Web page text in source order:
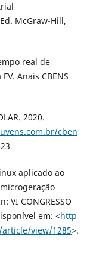
McGraw-Hill,
real de
Anais CBENS
2020.
cben
aplicado ao
VI CONGRESSO
em: <http
view/1285>.